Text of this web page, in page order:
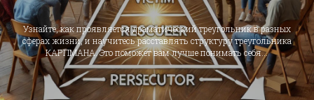
Узнайте, как проявляется драматический треугольник в разных
сферах жизни, и научитесь расставлять структуру треугольника
КАРПМАНА. Это поможет вам лучше понимать себя...